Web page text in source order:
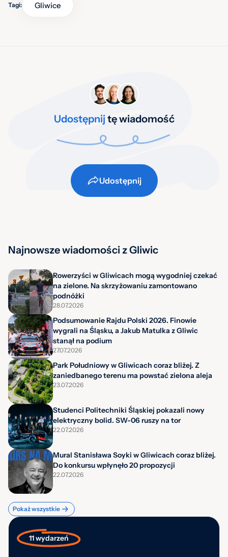
Tagi: Gliwice
Udostępnij tę wiadomość
Udostępnij
Najnowsze wiadomości z Gliwic
Rowerzyści w Gliwicach mogą wygodniej czekać
na zielone. Na skrzyżowaniu zamontowano
podnóżki
28.07.2026
Podsumowanie Rajdu Polski 2026. Finowie
wygrali na Śląsku, a Jakub Matulka z Gliwic
stanął na podium
27.07.2026
Park Południowy w Gliwicach coraz bliżej. Z
zaniedbanego terenu ma powstać zielona aleja
23.07.2026
Studenci Politechniki Śląskiej pokazali nowy
elektryczny bolid. SW-06 ruszy na tor
22.07.2026
Mural Stanisława Soyki w Gliwicach coraz bliżej.
Do konkursu wpłynęło 20 propozycji
22.07.2026
Pokaż wszystkie
11 wydarzeń